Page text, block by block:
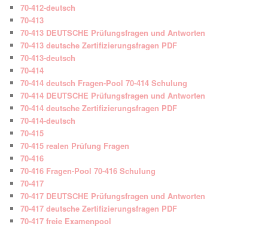
70-412-deutsch
70-413
70-413 DEUTSCHE Prüfungsfragen und Antworten
70-413 deutsche Zertifizierungsfragen PDF
70-413-deutsch
70-414
70-414 deutsch Fragen-Pool 70-414 Schulung
70-414 DEUTSCHE Prüfungsfragen und Antworten
70-414 deutsche Zertifizierungsfragen PDF
70-414-deutsch
70-415
70-415 realen Prüfung Fragen
70-416
70-416 Fragen-Pool 70-416 Schulung
70-417
70-417 DEUTSCHE Prüfungsfragen und Antworten
70-417 deutsche Zertifizierungsfragen PDF
70-417 freie Examenpool